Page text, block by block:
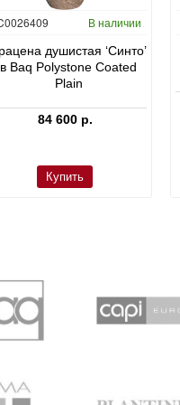
В наличии
душистая ‘Синто’
в Baq Polystone Coated
Plain
84 600 р.
Купить